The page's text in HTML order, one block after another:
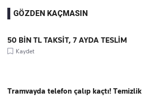
GÖZDEN KAÇMASIN
50 BİN TL TAKSİT, 7 AYDA TESLİM
Kaydet
Tramvayda telefon çalıp kaçtı! Temizlik